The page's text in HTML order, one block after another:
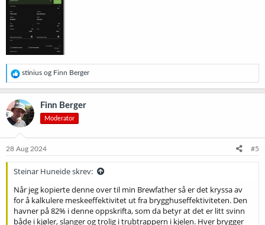
R
e
a
k
s
j
o
e
stinius og Finn Berger
Finn Berger
Moderator
28 Aug 2024 #5
Steinar Huneide skrev:
Når jeg kopierte denne over til min Brewfather så er det kryssa av
for å kalkulere meskeeffektivitet ut fra brygghuseffektiviteten. Den
havner på 82% i denne oppskrifta, som da betyr at det er litt svinn
både i kjøler, slanger og trolig i trubtrappern i kjelen. Hver brygger